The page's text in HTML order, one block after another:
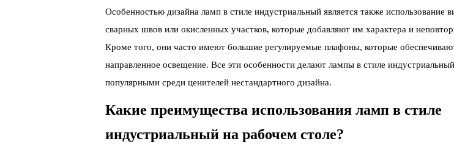
Особенностью дизайна ламп в стиле индустриальный является также использование
сварных швов или окисленных участков, которые добавляют им характера и
Кроме того, они часто имеют большие регулируемые плафоны, которые
направленное освещение. Все эти особенности делают лампы в стиле индустриальный
популярными среди ценителей нестандартного дизайна.
Какие преимущества использования ламп в стиле
индустриальный на рабочем столе?